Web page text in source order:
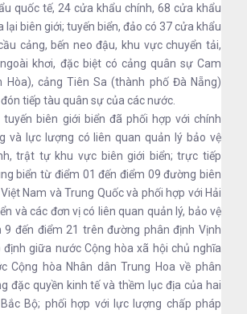
quốc tế, 24 cửa khẩu chính, 68 cửa khẩu
lại biên giới; tuyến biển, đảo có 37 cửa khẩu
cảng, bến neo đậu, khu vực chuyển tải,
khơi, đặc biệt có cảng quân sự Cam
Hòa), cảng Tiên Sa (thành phố Đà Nẵng)
tiếp tàu quân sự của các nước.
tuyến biên giới biển đã phối hợp với chính
và lực lượng có liên quan quản lý bảo vệ
trật tự khu vực biên giới biển; trực tiếp
biển từ điểm 01 đến điểm 09 đường biên
Nam và Trung Quốc và phối hợp với Hải
và các đơn vị có liên quan quản lý, bảo vệ
đến điểm 21 trên đường phân định Vịnh
định giữa nước Cộng hòa xã hội chủ nghĩa
Cộng hòa Nhân dân Trung Hoa về phân
đặc quyền kinh tế và thềm lục địa của hai
Bộ; phối hợp với lực lượng chấp pháp